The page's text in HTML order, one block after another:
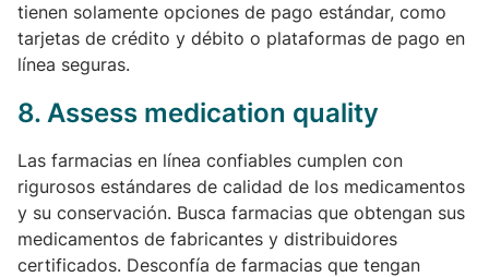
tienen solamente opciones de pago estándar, como
tarjetas de crédito y débito o plataformas de pago en
línea seguras.
8. Assess medication quality
Las farmacias en línea confiables cumplen con
rigurosos estándares de calidad de los medicamentos
y su conservación. Busca farmacias que obtengan sus
medicamentos de fabricantes y distribuidores
certificados. Desconfía de farmacias que tengan